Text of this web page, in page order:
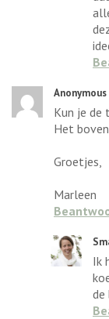
Anonymous
Kun je de
Het
Groetjes,
Marleen
Ik
de